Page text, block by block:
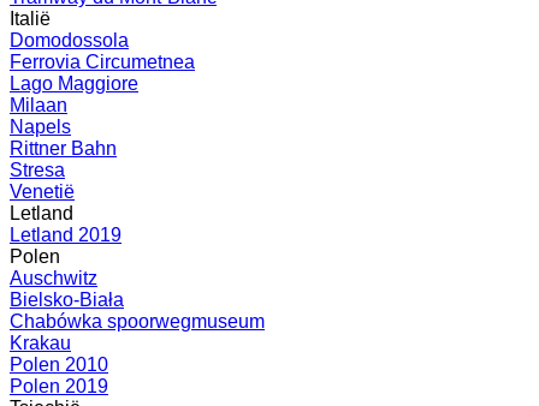
Italië
Domodossola
Ferrovia Circumetnea
Lago Maggiore
Milaan
Napels
Rittner Bahn
Stresa
Venetië
Letland
Letland 2019
Polen
Auschwitz
Bielsko-Biała
Chabówka spoorwegmuseum
Krakau
Polen 2010
Polen 2019